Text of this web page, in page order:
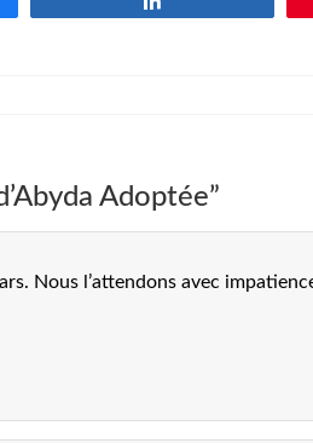
Adoptée”
Nous l’attendons avec